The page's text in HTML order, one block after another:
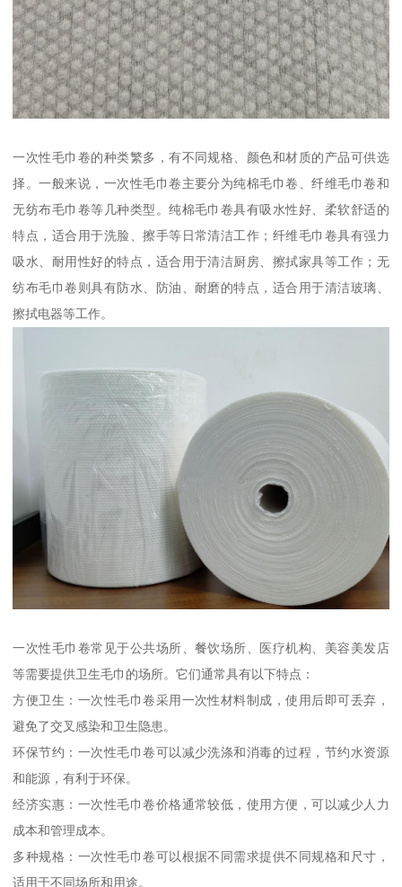
一次性毛巾卷的种类繁多，有不同规格、颜色和材质的产品可供选
择。一般来说，一次性毛巾卷主要分为纯棉毛巾卷、纤维毛巾卷和
无纺布毛巾卷等几种类型。纯棉毛巾卷具有吸水性好、柔软舒适的
特点，适合用于洗脸、擦手等日常清洁工作；纤维毛巾卷具有强力
吸水、耐用性好的特点，适合用于清洁厨房、擦拭家具等工作；无
纺布毛巾卷则具有防水、防油、耐磨的特点，适合用于清洁玻璃、
擦拭电器等工作。
一次性毛巾卷常见于公共场所、餐饮场所、医疗机构、美容美发店
等需要提供卫生毛巾的场所。它们通常具有以下特点：
方便卫生：一次性毛巾卷采用一次性材料制成，使用后即可丢弃，
避免了交叉感染和卫生隐患。
环保节约：一次性毛巾卷可以减少洗涤和消毒的过程，节约水资源
和能源，有利于环保。
经济实惠：一次性毛巾卷价格通常较低，使用方便，可以减少人力
成本和管理成本。
多种规格：一次性毛巾卷可以根据不同需求提供不同规格和尺寸，
适用于不同场所和用途。